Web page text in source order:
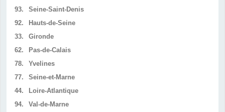
93.
Seine-Saint-Denis
92.
Hauts-de-Seine
33.
Gironde
62.
Pas-de-Calais
78.
Yvelines
77.
Seine-et-Marne
44.
Loire-Atlantique
94.
Val-de-Marne